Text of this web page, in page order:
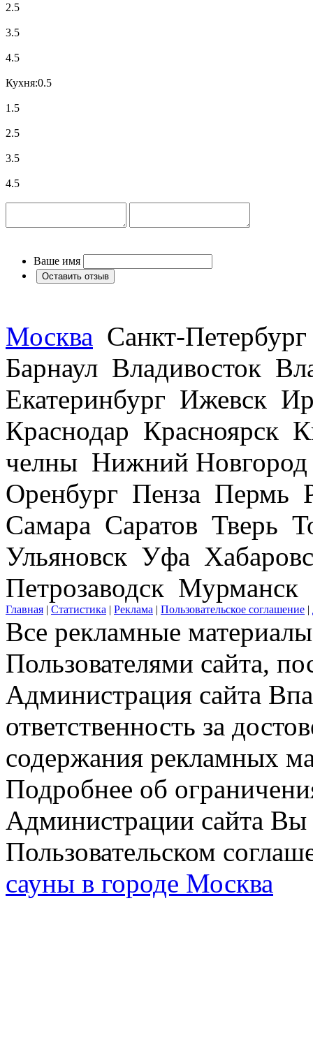
2.5
3.5
4.5
Кухня:0.5
1.5
2.5
3.5
4.5
Ваше имя
Москва Санкт-
Барнаул Владивосток
Екатеринбург Ижевск
Краснодар Красноярск
челны Нижний
Оренбург Пенза Пермь
Самара Саратов Тверь
Ульяновск Уфа
Петрозаводск Мурманск
Главная | Статистика | Реклама | Пользовательское соглашение |
Все рекламные
Пользователями сайта,
Администрация сайта
ответственность за
содержания рекламных
Подробнее об
Администрации сайта Вы
Пользовательском
сауны в городе Москва